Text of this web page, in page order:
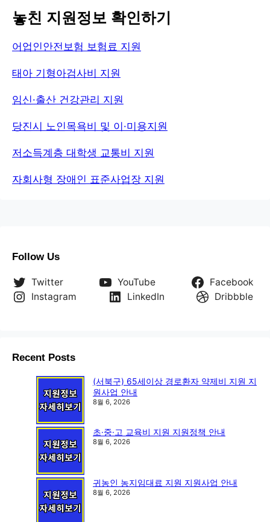
놓친 지원정보 확인하기
어업인안전보험 보험료 지원
태아 기형아검사비 지원
임신·출산 건강관리 지원
당진시 노인목욕비 및 이·미용지원
저소득계층 대학생 교통비 지원
자회사형 장애인 표준사업장 지원
Follow Us
Twitter YouTube
Facebook
Instagram
LinkedIn Dribbble
Recent Posts
(서북구) 65세이상 경로환자 약제비 지원 지
원사업 안내
8월 6, 2026
초·중·고 교육비 지원 지원정책 안내
8월 6, 2026
귀농인 농지임대료 지원 지원사업 안내
8월 6, 2026